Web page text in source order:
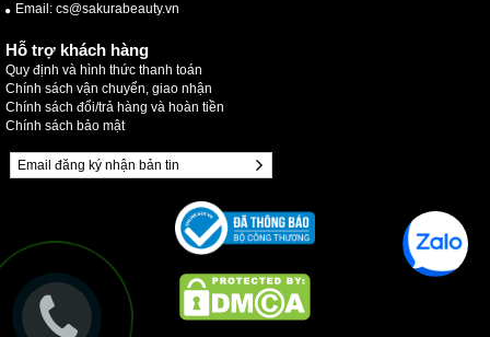
Email: cs@sakurabeauty.vn
Hỗ trợ khách hàng
Quy định và hình thức thanh toán
Chính sách vận chuyển, giao nhận
Chính sách đổi/trả hàng và hoàn tiền
Chính sách bảo mật